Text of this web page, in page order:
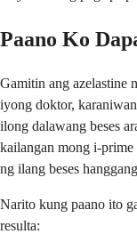
Paano Ko
Gamitin ang azelastine
iyong doktor,
ilong dalawang beses
kailangan mong i-prime
ng ilang beses
Narito kung paano ito
resulta: